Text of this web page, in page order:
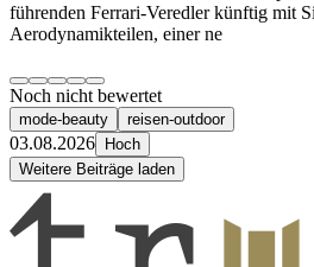
führenden Ferrari-Veredler künftig mit
Aerodynamikteilen, einer ne
Noch nicht bewertet
mode-beauty reisen-outdoor
03.08.2026
Hoch
Weitere Beiträge laden